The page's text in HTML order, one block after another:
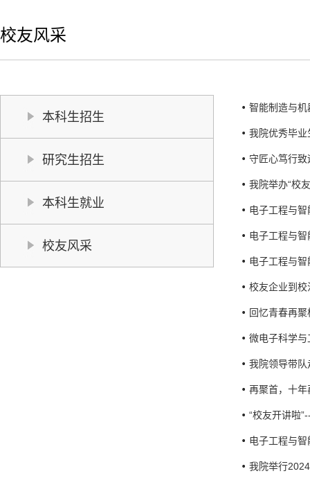
校友风采
本科生招生
研究生招生
本科生就业
校友风采
智能制造与
我院优秀毕
守匠心笃行
我院举办“校
电子工程与
电子工程与
电子工程与
校友企业到
回忆青春再
微电子科学
我院领导带
再聚首，十
“校友开讲啦
电子工程与
我院举行